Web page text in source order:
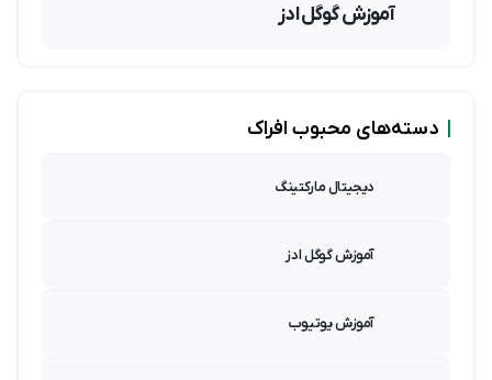
آموزش گوگل ادز
دسته‌های محبوب افراک
دیجیتال مارکتینگ
آموزش گوگل ادز
آموزش یوتیوب